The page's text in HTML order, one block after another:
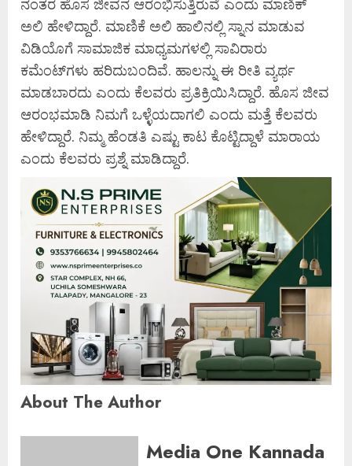
ನಂತರ ಹೊಸ ಜೀವನ ಆರಂಭಿಸುತ್ತಿರುವೆ ಎಂದು ಮಾಣಿಕ್
ಅಲಿ ಹೇಳಿದ್ದಾರೆ. ಮಾಣಿಕೆ ಅಲಿ ಹಾಲಿನಲ್ಲಿ ಸ್ನಾನ ಮಾಡುವ
ವಿಡಿಯೊಗೆ ಸಾಮಾಜಿಕ ಮಾಧ್ಯಮಗಳಲ್ಲಿ ಸಾವಿರಾರು
ಕಮೆಂಟ್‌ಗಳು ಹರಿದುಬಂದಿವೆ. ಹಾಲನ್ನು ಈ ರೀತಿ ವ್ಯರ್ಥ
ಮಾಡಬಾರದು ಎಂದು ಕೆಲವರು ಪ್ರತಿಕ್ರಿಯಿಸಿದ್ದಾರೆ. ಹೊಸ ಜೀವ
ಆರಂಭಮಾಡಿ ನಿಮಗೆ ಒಳ್ಳೆಯದಾಗಲಿ ಎಂದು ಮತ್ತೆ ಕೆಲವರು
ಹೇಳಿದ್ದಾರೆ. ನಿಮ್ಮ ಹೆಂಡತಿ ಎಷ್ಟು ಕಾಟ ಕೊಟ್ಟಿದ್ದಾಳೆ ಮಾರಾಯ
ಎಂದು ಕೆಲವರು ಪ್ರಶ್ನೆ ಮಾಡಿದ್ದಾರೆ.
About The Author
Media One Kannada